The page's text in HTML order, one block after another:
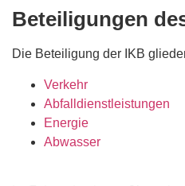
Beteiligungen
Die Beteiligung der IKB
Verkehr
Abfalldienstleistungen
Energie
Abwasser